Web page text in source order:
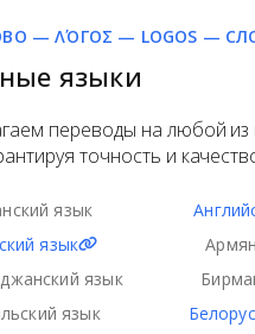
— ΛΌΓΟΣ — LOGOS —
языки
переводы на любой из
точность и
язык
язык
язык
язык